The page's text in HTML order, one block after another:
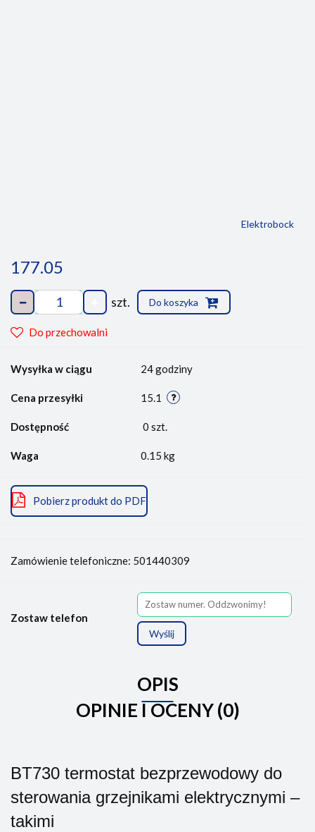
Elektrobock
177.05
szt. Do koszyka
Do przechowalni
Wysyłka w ciągu 24 godziny
Cena przesyłki 15.1
Dostępność 0 szt.
Waga 0.15 kg
Pobierz produkt do PDF
Zamówienie telefoniczne: 501440309
Zostaw telefon
Wyślij
OPIS
OPINIE I OCENY (0)
BT730 termostat bezprzewodowy do
sterowania grzejnikami elektrycznymi –
takimi